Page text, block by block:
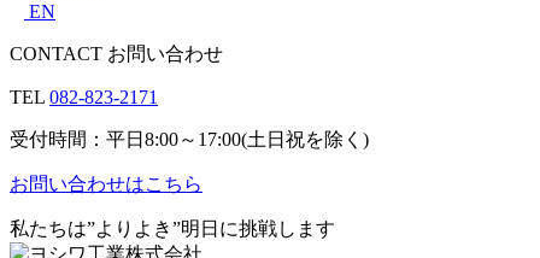
EN
CONTACT お問い合わせ
TEL 082-823-2171
受付時間：平日8:00～17:00(土日祝を除く)
お問い合わせはこちら
私たちは”よりよき”明日に挑戦します